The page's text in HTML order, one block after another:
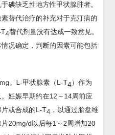
碘缺乏性地方性甲状腺肿者。
替代治疗的补充对于克汀病的
4替代剂量没有达成一致意见。
况确定，判断的因素可能包括
。L-甲状腺素（L-T4）作为
妊娠早期约在12～14周前应
或合成的L-T4 ，以通过胎盘维
20mg/d以后每1～2周增加20